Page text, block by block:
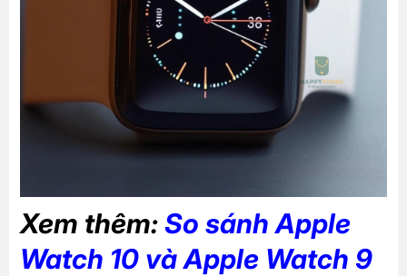
Xem thêm:So sánh Apple
Watch 10 và Apple Watch 9